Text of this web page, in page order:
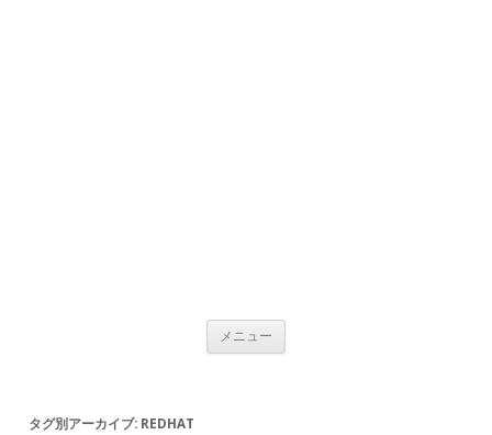
メニュー コンテンツへ移動
タグ別アーカイブ: REDHAT